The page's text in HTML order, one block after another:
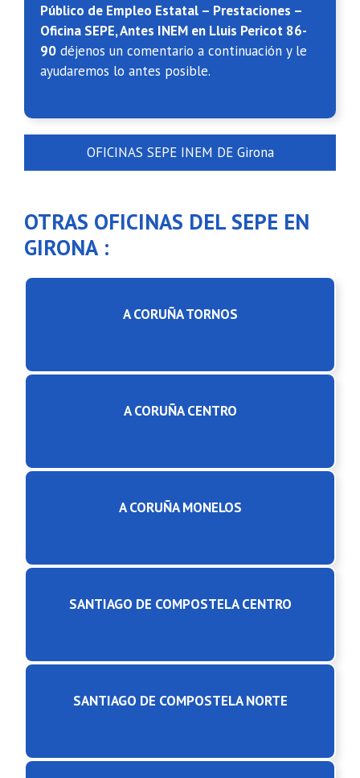
Público de Empleo Estatal – Prestaciones –
Oficina SEPE, Antes INEM en Lluis Pericot 86-
90 déjenos un comentario a continuación y le
ayudaremos lo antes posible.
OFICINAS SEPE INEM DE Girona
OTRAS OFICINAS DEL SEPE EN
GIRONA :
A CORUÑA TORNOS
A CORUÑA CENTRO
A CORUÑA MONELOS
SANTIAGO DE COMPOSTELA CENTRO
SANTIAGO DE COMPOSTELA NORTE